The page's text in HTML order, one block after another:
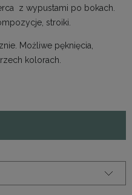
z wypustami po bokach.
stroiki.
Możliwe pęknięcia,
kolorach.